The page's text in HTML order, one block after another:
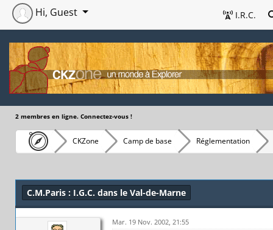
I.R.C.
Hi, Guest
2 membres en ligne. Connectez-vous !
CKZone Camp de base Réglementation
C.M.Paris : I.G.C. dans le Val-de-Marne
Mar. 19 Nov. 2002, 21:55